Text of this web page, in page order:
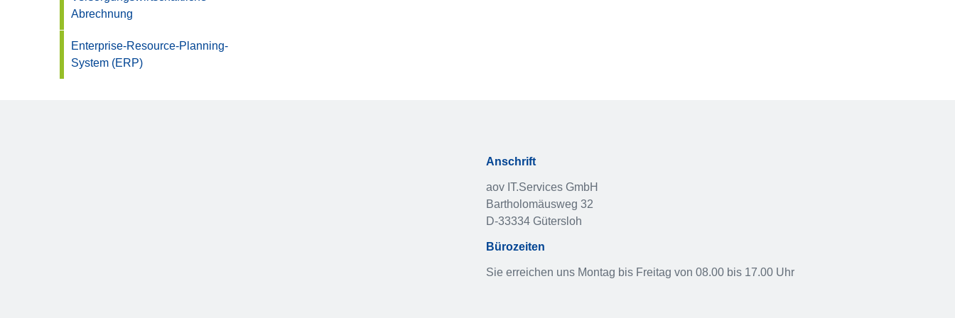
Abrechnung
Enterprise-Resource-Planning-
System (ERP)
Anschrift
aov IT.Services GmbH
Bartholomäusweg 32
D-33334 Gütersloh
Bürozeiten
Sie erreichen uns Montag bis Freitag von 08.00 bis 17.00 Uhr